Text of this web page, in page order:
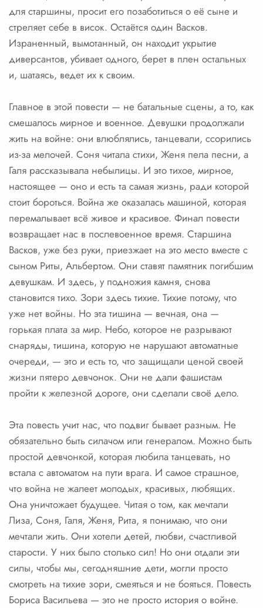
для старшины, просит его позаботиться о её сыне и
стреляет себе в висок. Остаётся один Васков.
Израненный, вымотанный, он находит укрытие
диверсантов, убивает одного, берет в плен остальных
и, шатаясь, ведет их к своим.
Главное в этой повести — не батальные сцены, а то, как
смешалось мирное и военное. Девушки продолжали
жить на войне: они влюблялись, танцевали, ссорились
из-за мелочей. Соня читала стихи, Женя пела песни, а
Галя рассказывала небылицы. И это тихое, мирное,
настоящее — оно и есть та самая жизнь, ради которой
стоит бороться. Война же оказалась машиной, которая
перемалывает всё живое и красивое. Финал повести
возвращает нас в послевоенное время. Старшина
Васков, уже без руки, приезжает на это место вместе с
сыном Риты, Альбертом. Они ставят памятник погибшим
девушкам. И здесь, у подножия камня, снова
становится тихо. Зори здесь тихие. Тихие потому, что
уже нет войны. Но эта тишина — вечная, она —
горькая плата за мир. Небо, которое не разрывают
снаряды, тишина, которую не нарушают автоматные
очереди, — это и есть то, что защищали ценой своей
жизни пятеро девчонок. Они не дали фашистам
пройти к железной дороге, они сделали своё дело.
Эта повесть учит нас, что подвиг бывает разным. Не
обязательно быть силачом или генералом. Можно быть
простой девчонкой, которая любила танцевать, но
встала с автоматом на пути врага. И самое страшное,
что война не жалеет молодых, красивых, любящих.
Она уничтожает будущее. Читая о том, как мечтали
Лиза, Соня, Галя, Женя, Рита, я понимаю, что они
мечтали жить. Они хотели детей, любви, счастливой
старости. У них было столько сил! Но они отдали эти
силы, чтобы мы, сегодняшние дети, могли просто
смотреть на тихие зори, смеяться и не бояться. Повесть
Бориса Васильева — это не просто история о войне.